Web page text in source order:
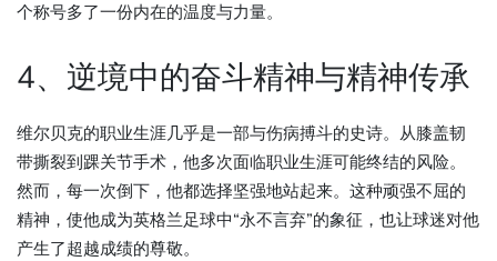
个称号多了一份内在的温度与力量。
4、逆境中的奋斗精神与精神传承
维尔贝克的职业生涯几乎是一部与伤病搏斗的史诗。从膝盖韧
带撕裂到踝关节手术，他多次面临职业生涯可能终结的风险。
然而，每一次倒下，他都选择坚强地站起来。这种顽强不屈的
精神，使他成为英格兰足球中“永不言弃”的象征，也让球迷对他
产生了超越成绩的尊敬。